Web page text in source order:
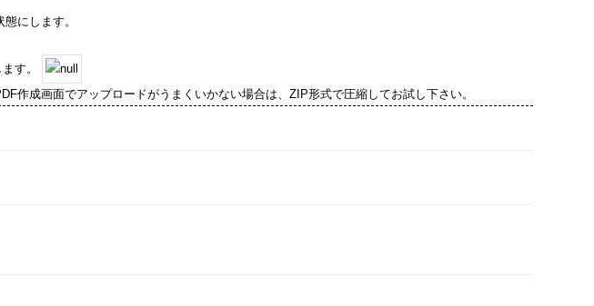
にします。
す。
作成画面でアップロードがうまくいかない場合は、ZIP形式で圧縮してお試し下さい。